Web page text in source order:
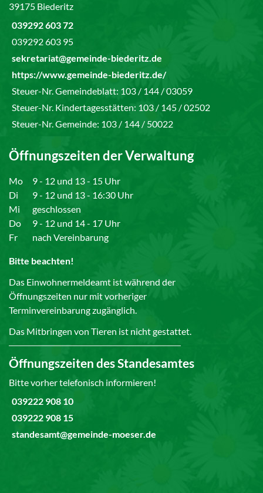
39175 Biederitz
039292 603 72
039292 603 95
sekretariat@gemeinde-biederitz.de
https://www.gemeinde-biederitz.de/
Steuer-Nr. Gemeindeblatt: 103 / 144 / 03059
Steuer-Nr. Kindertagesstätten: 103 / 145 / 02502
Steuer-Nr. Gemeinde: 103 / 144 / 50022
Öffnungszeiten der Verwaltung
Mo
9 - 12 und 13 - 15 Uhr
Di
9 - 12 und 13 - 16:30 Uhr
Mi
geschlossen
Do
9 - 12 und 14 - 17 Uhr
Fr
nach Vereinbarung
Bitte beachten!
Das Einwohnermeldeamt ist während der
Öffnungszeiten nur mit vorheriger
Terminvereinbarung zugänglich.
Das Mitbringen von Tieren ist nicht gestattet.
Öffnungszeiten des Standesamtes
Bitte vorher telefonisch informieren!
039222 908 10
039222 908 15
standesamt@gemeinde-moeser.de